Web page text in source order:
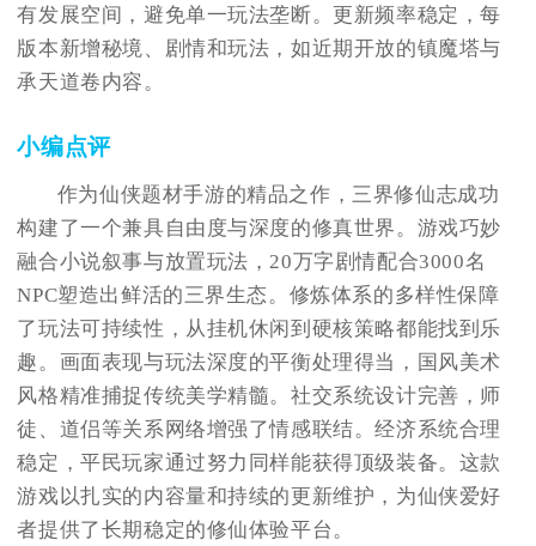
有发展空间，避免单一玩法垄断。更新频率稳定，每
版本新增秘境、剧情和玩法，如近期开放的镇魔塔与
承天道卷内容。
小编点评
作为仙侠题材手游的精品之作，三界修仙志成功
构建了一个兼具自由度与深度的修真世界。游戏巧妙
融合小说叙事与放置玩法，20万字剧情配合3000名
NPC塑造出鲜活的三界生态。修炼体系的多样性保障
了玩法可持续性，从挂机休闲到硬核策略都能找到乐
趣。画面表现与玩法深度的平衡处理得当，国风美术
风格精准捕捉传统美学精髓。社交系统设计完善，师
徒、道侣等关系网络增强了情感联结。经济系统合理
稳定，平民玩家通过努力同样能获得顶级装备。这款
游戏以扎实的内容量和持续的更新维护，为仙侠爱好
者提供了长期稳定的修仙体验平台。